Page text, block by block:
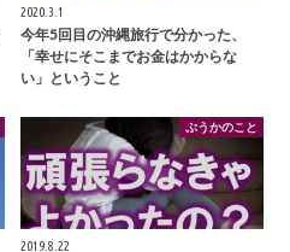
2020.3.1
今年5回目の沖縄旅行で分かった、
「幸せにそこまでお金はかからな
い」ということ
ぷうかのこと
2019.8.22